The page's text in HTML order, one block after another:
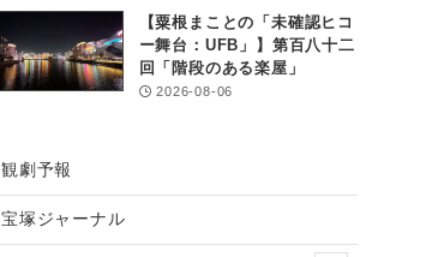
【粟根まことの「未確認ヒコ
ー舞台：UFB」】第百八十二
回「階段のある楽屋」
2026-08-06
観劇予報
宝塚ジャーナル